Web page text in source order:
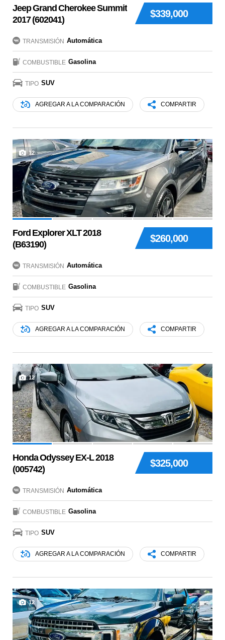
$339,000
Jeep Grand Cherokee Summit
2017 (602041)
TRANSMISIÓN Automática
COMBUSTIBLE Gasolina
TIPO SUV
AGREGAR A LA COMPARACIÓN COMPARTIR
12
$260,000
Ford Explorer XLT 2018
(B63190)
TRANSMISIÓN Automática
COMBUSTIBLE Gasolina
TIPO SUV
AGREGAR A LA COMPARACIÓN COMPARTIR
12
$325,000
Honda Odyssey EX-L 2018
(005742)
TRANSMISIÓN Automática
COMBUSTIBLE Gasolina
TIPO SUV
AGREGAR A LA COMPARACIÓN COMPARTIR
12